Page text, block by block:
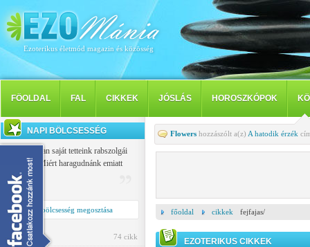
Ezoterikus életmód magazin és közösség
FÖOLDAL FAL CIKKEK JÓSLÁS HOROSZKÓPOK
NAPI BÖLCSESSÉG
Mindannyian saját tetteink rabszolgái
vagyunk: Miért haragudnánk emiatt
másokra?
Buiddha
Napi bölcsesség megosztása
Jóslás 74 cikk
Flowers hozzászólt a(z) A hatodik érzék
főoldal cikkek fejfajas/
EZOTERIKUS CIKKEK